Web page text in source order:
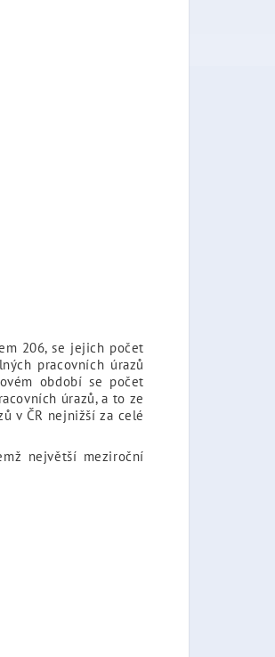
206, se jejich počet
pracovních úrazů
období se počet
úrazů, a to ze
v ČR nejnižší za celé
největší meziroční